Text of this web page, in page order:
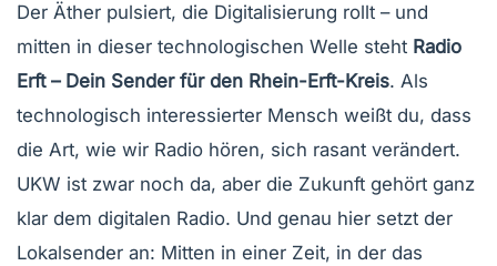
Der Äther pulsiert, die Digitalisierung rollt – und
mitten in dieser technologischen Welle steht Radio
Erft – Dein Sender für den Rhein-Erft-Kreis. Als
technologisch interessierter Mensch weißt du, dass
die Art, wie wir Radio hören, sich rasant verändert.
UKW ist zwar noch da, aber die Zukunft gehört ganz
klar dem digitalen Radio. Und genau hier setzt der
Lokalsender an: Mitten in einer Zeit, in der das